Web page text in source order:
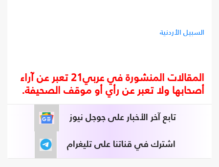
السبيل الأردنية
المقالات المنشورة في عربي21 تعبر عن آراء
أصحابها ولا تعبر عن رأي أو موقف الصحيفة.
تابع آخر الأخبار على جوجل نيوز
اشترك في قناتنا على تليغرام